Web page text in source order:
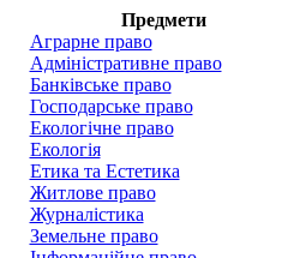
Предмети
Аграрне право
Адміністративне право
Банківське право
Господарське право
Екологічне право
Екологія
Етика та Естетика
Житлове право
Журналістика
Земельне право